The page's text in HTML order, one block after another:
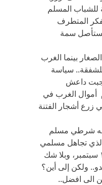
للشباب المسلم
المتطرف
سمة
بينما الغرب
سياسة
داعش
أموال الغرب في
زرع أشجار الفتنة
شرطي مسلم
سبتمبر الذي تجاهل مسلمي
نيويورك.. العالم تغير بعد ١١ سبتمبر، وبلا شك
ولكن إلى أين؟
لم يكن الى افضل..